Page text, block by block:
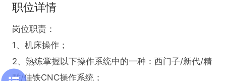
职位详情
岗位职责：
1、机床操作；
2、熟练掌握以下操作系统中的一种：西门子/新代/精
雕/佳铁CNC操作系统；